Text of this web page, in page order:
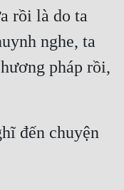
rồi là do ta
nghe, ta
pháp rồi,
đến chuyện